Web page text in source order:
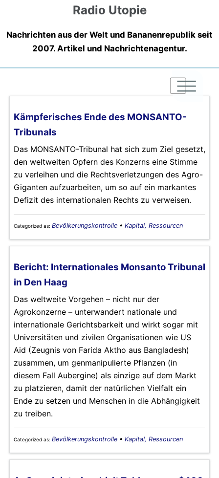
Radio Utopie
Nachrichten aus der Welt und Bananenrepublik seit
2007. Artikel und Nachrichtenagentur.
|
|
|
Kämpferisches Ende des MONSANTO-
Tribunals
Das MONSANTO-Tribunal hat sich zum Ziel gesetzt,
den weltweiten Opfern des Konzerns eine Stimme
zu verleihen und die Rechtsverletzungen des Agro-
Giganten aufzuarbeiten, um so auf ein markantes
Defizit des internationalen Rechts zu verweisen.
Categorized as: Bevölkerungskontrolle • Kapital, Ressourcen
Bericht: Internationales Monsanto Tribunal
in Den Haag
Das weltweite Vorgehen – nicht nur der
Agrokonzerne – unterwandert nationale und
internationale Gerichtsbarkeit und wirkt sogar mit
Universitäten und zivilen Organisationen wie US
Aid (Zeugnis von Farida Aktho aus Bangladesh)
zusammen, um genmanipulierte Pflanzen (in
diesem Fall Aubergine) als einzige auf dem Markt
zu platzieren, damit der natürlichen Vielfalt ein
Ende zu setzen und Menschen in die Abhängigkeit
zu treiben.
Categorized as: Bevölkerungskontrolle • Kapital, Ressourcen